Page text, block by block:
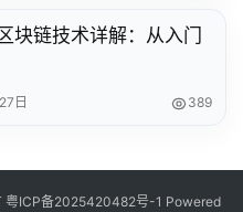
块链技术详解：从入门
日 389
粤ICP备2025420482号-1 Powered